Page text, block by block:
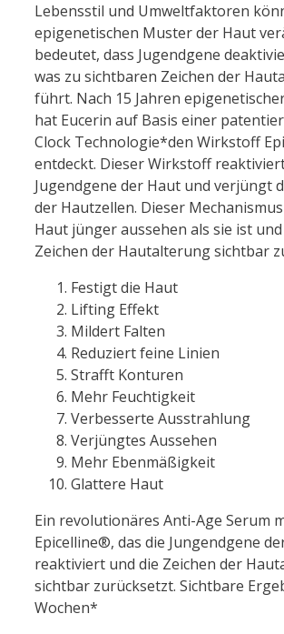
Lebensstil und Umweltfaktoren
epigenetischen Muster der Haut
bedeutet, dass Jugendgene
was zu sichtbaren Zeichen der
führt. Nach 15 Jahren
hat Eucerin auf Basis einer
Clock Technologie*den Wirkstoff
entdeckt. Dieser Wirkstoff
Jugendgene der Haut und verjüngt
der Hautzellen. Dieser
Haut jünger aussehen als sie ist
Zeichen der Hautalterung sichtbar
Festigt die Haut
Lifting Effekt
Mildert Falten
Reduziert feine Linien
Strafft Konturen
Mehr Feuchtigkeit
Verbesserte Ausstrahlung
Verjüngtes Aussehen
Mehr Ebenmäßigkeit
Glattere Haut
Ein revolutionäres Anti-Age Serum
Epicelline®, das die Jungendgene
reaktiviert und die Zeichen der
sichtbar zurücksetzt. Sichtbare
Wochen*